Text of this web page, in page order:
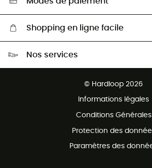
Shopping en ligne facile
Nos services
© Hardloop 2026
Informations légales
Conditions Générales
Protection des
Paramètres des